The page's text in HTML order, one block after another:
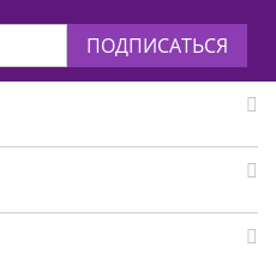
ПОДПИСАТЬСЯ